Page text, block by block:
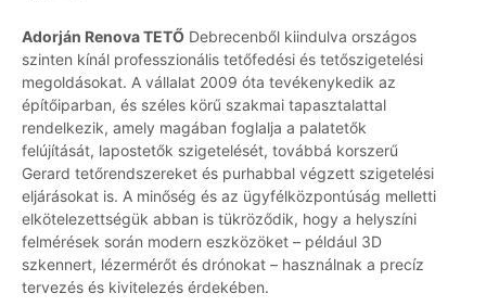
Adorján Renova TETŐ Debrecenből kiindulva országos
szinten kínál professzionális tetőfedési és tetőszigetelési
megoldásokat. A vállalat 2009 óta tevékenykedik az
építőiparban, és széles körű szakmai tapasztalattal
rendelkezik, amely magában foglalja a palatetők
felújítását, lapostetők szigetelését, továbbá korszerű
Gerard tetőrendszereket és purhabbal végzett szigetelési
eljárásokat is. A minőség és az ügyfélközpontúság melletti
elkötelezettségük abban is tükröződik, hogy a helyszíni
felmérések során modern eszközöket – például 3D
szkennert, lézermérőt és drónokat – használnak a precíz
tervezés és kivitelezés érdekében.